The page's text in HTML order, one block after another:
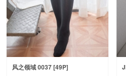
风之领域 0037 [49P]